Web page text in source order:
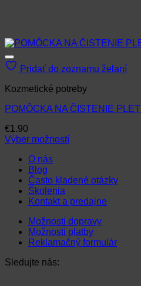
Pridať do zoznamu želaní
Kozmetické potreby
POMÔCKA NA ČISTENIE PLETI
€1.90
Výber možností
produkt
viacero
variantov.
Možnosti
môžete
vybrať
produktu.
O nás
Blog
Často kladené otázky
Školenia
Kontakt a predajne
Možnosti dopravy
Možnosti platby
Reklamačný formulár
Sledujte nás: